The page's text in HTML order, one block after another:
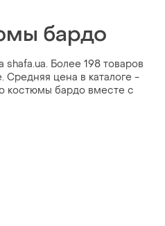
бардо
Более 198 товаров
Средняя цена в каталоге -
костюмы бардо вместе с